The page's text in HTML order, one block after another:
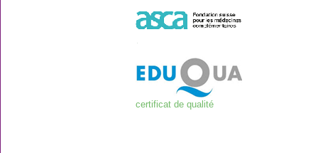
certificat de qualité